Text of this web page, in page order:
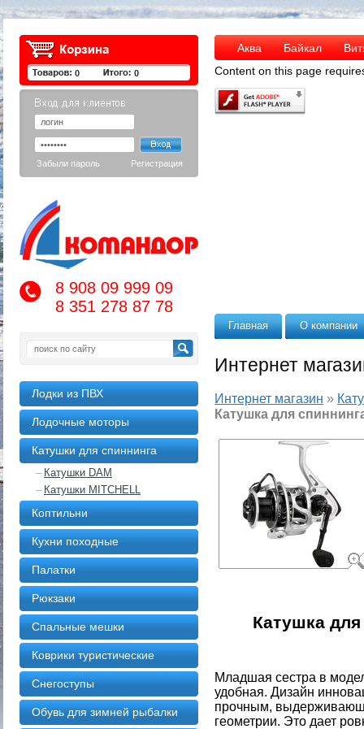
Content on this page
0 0
Забыли пароль Регистрация
8 908 09 999 09
8 351 278 87 78
Лодки из ПВХ
Лодочные моторы
Катушки для спиннинга
Катушки DAM
Катушки MITCHELL
Коптильни
Кухни походные
Палатки
Рюкзаки
Спальные мешки
Коврики туристические
Снегоступы
Обувь для зимней рыбалки
Аква Байкал
Главная О компании
Интернет
Интернет магазин »
Катушка для
Катушка для
Младшая сестра в
удобная. Дизайн
прочным,
геометрии. Это дает